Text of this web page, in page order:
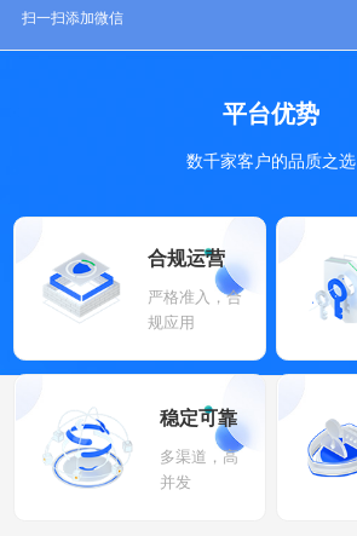
扫一扫添加微信
平台优势
数千家客户的品质之选
合规运营
严格准入，合
规应用
稳定可靠
多渠道，高
并发